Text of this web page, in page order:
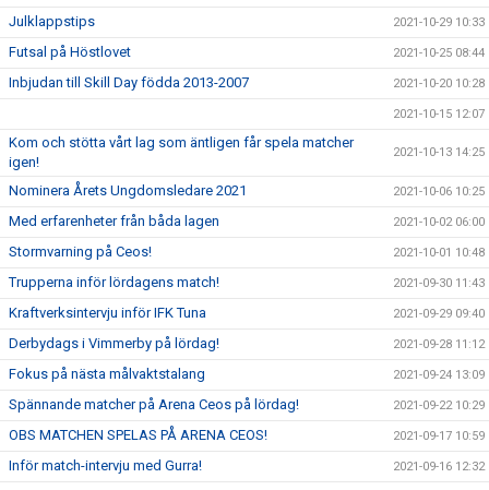
Julklappstips 2021-10-29 10:33
Futsal på Höstlovet 2021-10-25 08:44
Inbjudan till Skill Day födda 2013-2007 2021-10-20 10:28
2021-10-15 12:07
Kom och stötta vårt lag som äntligen får spela matcher
igen!
2021-10-13 14:25
Nominera Årets Ungdomsledare 2021 2021-10-06 10:25
Med erfarenheter från båda lagen 2021-10-02 06:00
Stormvarning på Ceos! 2021-10-01 10:48
Trupperna inför lördagens match! 2021-09-30 11:43
Kraftverksintervju inför IFK Tuna 2021-09-29 09:40
Derbydags i Vimmerby på lördag! 2021-09-28 11:12
Fokus på nästa målvaktstalang 2021-09-24 13:09
Spännande matcher på Arena Ceos på lördag! 2021-09-22 10:29
OBS MATCHEN SPELAS PÅ ARENA CEOS! 2021-09-17 10:59
Inför match-intervju med Gurra! 2021-09-16 12:32